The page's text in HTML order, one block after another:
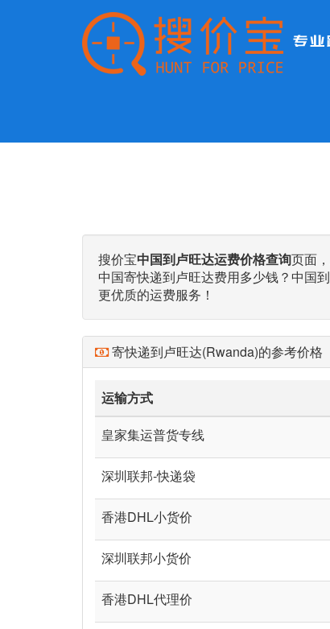
搜价宝中国到卢旺达运费价格查询页面
中国寄快递到卢旺达费用多少钱？中国
更优质的运费服务！
寄快递到卢旺达(Rwanda)的参考价格
运输方式
皇家集运普货专线
深圳联邦-快递袋
香港DHL小货价
深圳联邦小货价
香港DHL代理价